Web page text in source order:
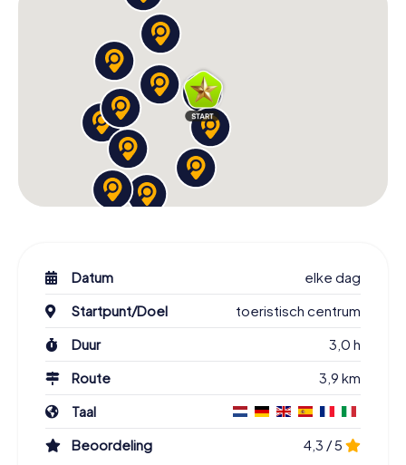
Datum
elke dag
Startpunt/Doel
toeristisch centrum
Duur
3,0 h
Route
3,9 km
Taal
Beoordeling
4,3 / 5